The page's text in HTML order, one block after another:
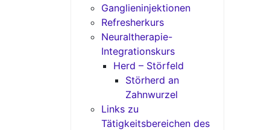
Ganglieninjektionen
Refresherkurs
Neuraltherapie-
Integrationskurs
Herd – Störfeld
Störherd an
Zahnwurzel
Links zu
Tätigkeitsbereichen des